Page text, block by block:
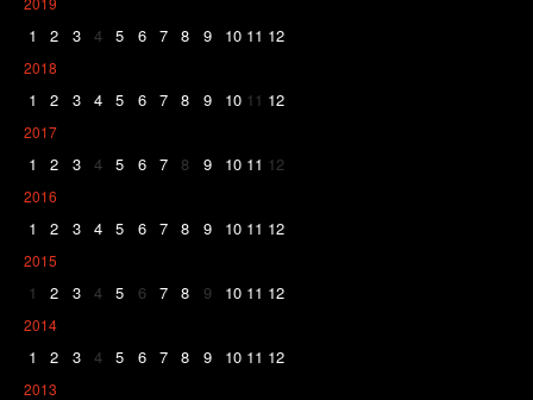
1 2 3 4 5 6 7 8 9 10 11 12
2018
1 2 3 4 5 6 7 8 9 10 11 12
2017
1 2 3 4 5 6 7 8 9 10 11 12
2016
1 2 3 4 5 6 7 8 9 10 11 12
2015
1 2 3 4 5 6 7 8 9 10 11 12
2014
1 2 3 4 5 6 7 8 9 10 11 12
2013